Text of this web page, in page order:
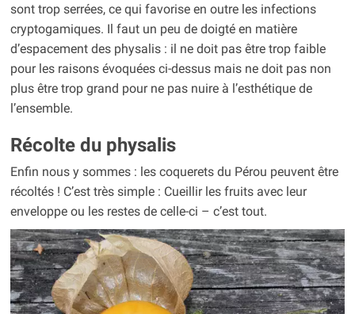
sont trop serrées, ce qui favorise en outre les infections
cryptogamiques. Il faut un peu de doigté en matière
d’espacement des physalis : il ne doit pas être trop faible
pour les raisons évoquées ci-dessus mais ne doit pas non
plus être trop grand pour ne pas nuire à l’esthétique de
l’ensemble.
Récolte du physalis
Enfin nous y sommes : les coquerets du Pérou peuvent être
récoltés ! C’est très simple : Cueillir les fruits avec leur
enveloppe ou les restes de celle-ci – c’est tout.